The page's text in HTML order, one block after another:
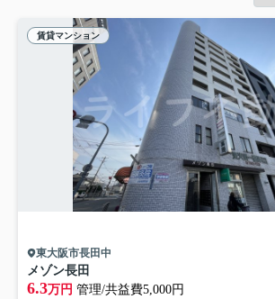
賃貸マンション
東大阪市長田中
メゾン長田
6.3万円 管理/共益費5,000円